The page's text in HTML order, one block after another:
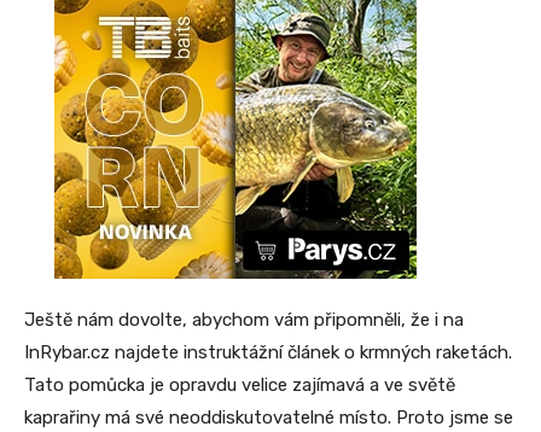
Ještě nám dovolte, abychom vám připomněli, že i na
InRybar.cz najdete instruktážní článek o krmných raketách.
Tato pomůcka je opravdu velice zajímavá a ve světě
kaprařiny má své neoddiskutovatelné místo. Proto jsme se